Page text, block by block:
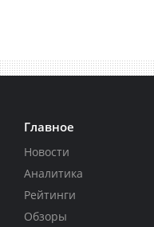
Главное
Новости
Аналитика
Рейтинги
Обзоры